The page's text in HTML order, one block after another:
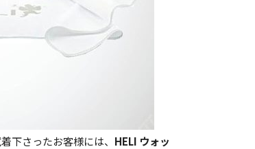
下さったお客様には、 HELI ウォッ